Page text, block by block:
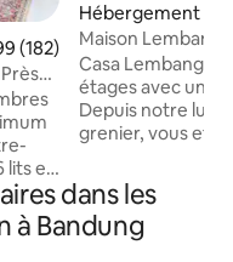
moyenne sur la
(182)
lits et
Hébergement ⋅
Maison Lembang
Casa Lembang 2
étages avec un
Depuis notre
grenier, vous et
du lever du
sur la montagne
du temps frais
C'est pourquoi
dans les
à Bandung